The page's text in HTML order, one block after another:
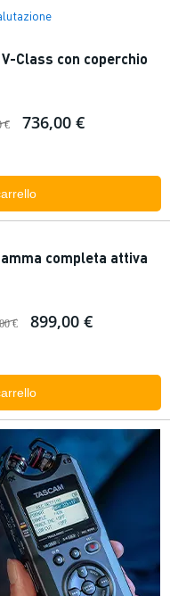
Class con coperchio
€ 736,00 €
completa attiva
€ 899,00 €